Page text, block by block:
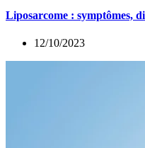
Liposarcome : symptômes,
12/10/2023